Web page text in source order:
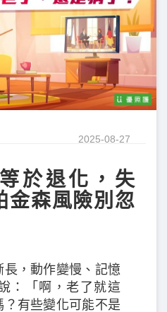
2025-08-27
於退化，失
金森風險別忽
，動作變慢、記憶
：「啊，老了就這
有些變化可能不是